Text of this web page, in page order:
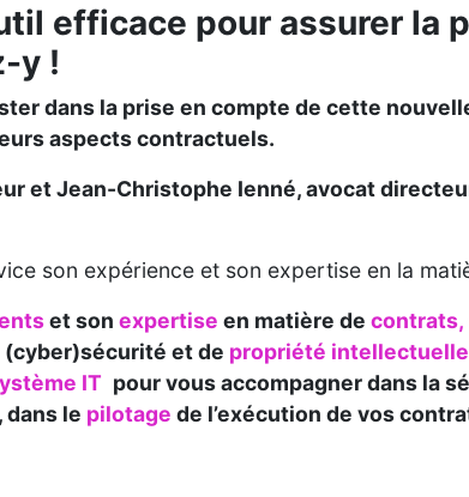
efficace pour assurer la
y !
dans la prise en compte de cette
aspects contractuels.
et Jean-Christophe Ienné, avocat
son expérience et son expertise en la
et son expertise en matière de contrats,
(cyber)sécurité et de propriété
IT pour vous accompagner dans la
dans le pilotage de l’exécution de vos